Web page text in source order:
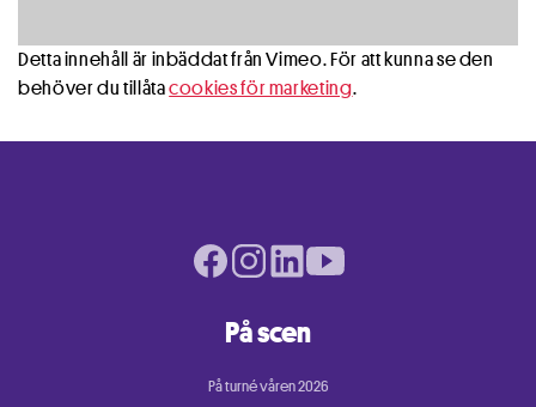
Detta innehåll är inbäddat från Vimeo. För att kunna se den
behöver du tillåtacookies för marketing.
På scen
På turné våren 2026
Facebook page
Instagram page
LinkedIn pageYoutube page